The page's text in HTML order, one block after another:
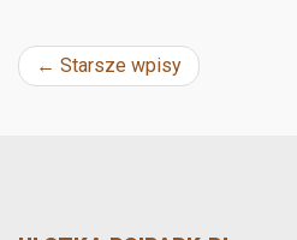
Nawigacja
wpisu
← Starsze wpisy